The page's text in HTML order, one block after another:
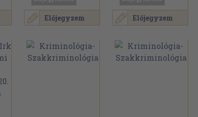
Előjegyzem Előjegyzem